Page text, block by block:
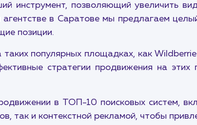
инструмент, позволяющий увеличить
в Саратове мы предлагаем
позиции.
популярных площадках, как
стратегии продвижения на этих
в ТОП-10 поисковых систем,
так и контекстной рекламой, чтобы